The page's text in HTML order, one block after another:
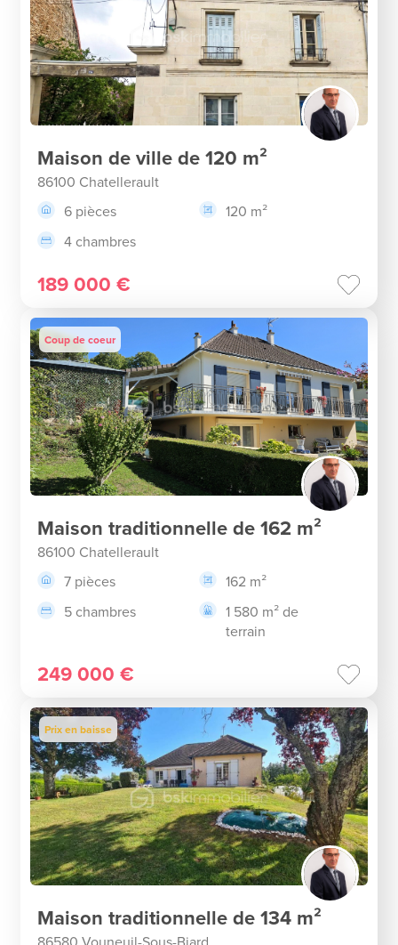
Maison de ville de 120 m²
86100 Chatellerault
6 pièces
120 m²
4 chambres
189 000 €
Coup de coeur
Maison traditionnelle de 162 m²
86100 Chatellerault
7 pièces
162 m²
5 chambres
1 580 m² de
terrain
249 000 €
Prix en baisse
Maison traditionnelle de 134 m²